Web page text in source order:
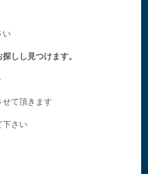
い
しし見つけます。
て頂きます
さい